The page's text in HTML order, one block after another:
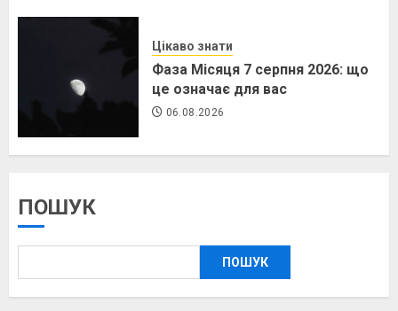
Цікаво знати
Фаза Місяця 7 серпня 2026: що
це означає для вас
06.08.2026
ПОШУК
ПОШУК